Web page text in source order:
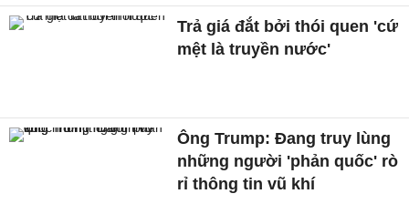
Trả giá đắt bởi thói quen 'cứ
mệt là truyền nước'
Ông Trump: Đang truy lùng
những người 'phản quốc' rò
rỉ thông tin vũ khí